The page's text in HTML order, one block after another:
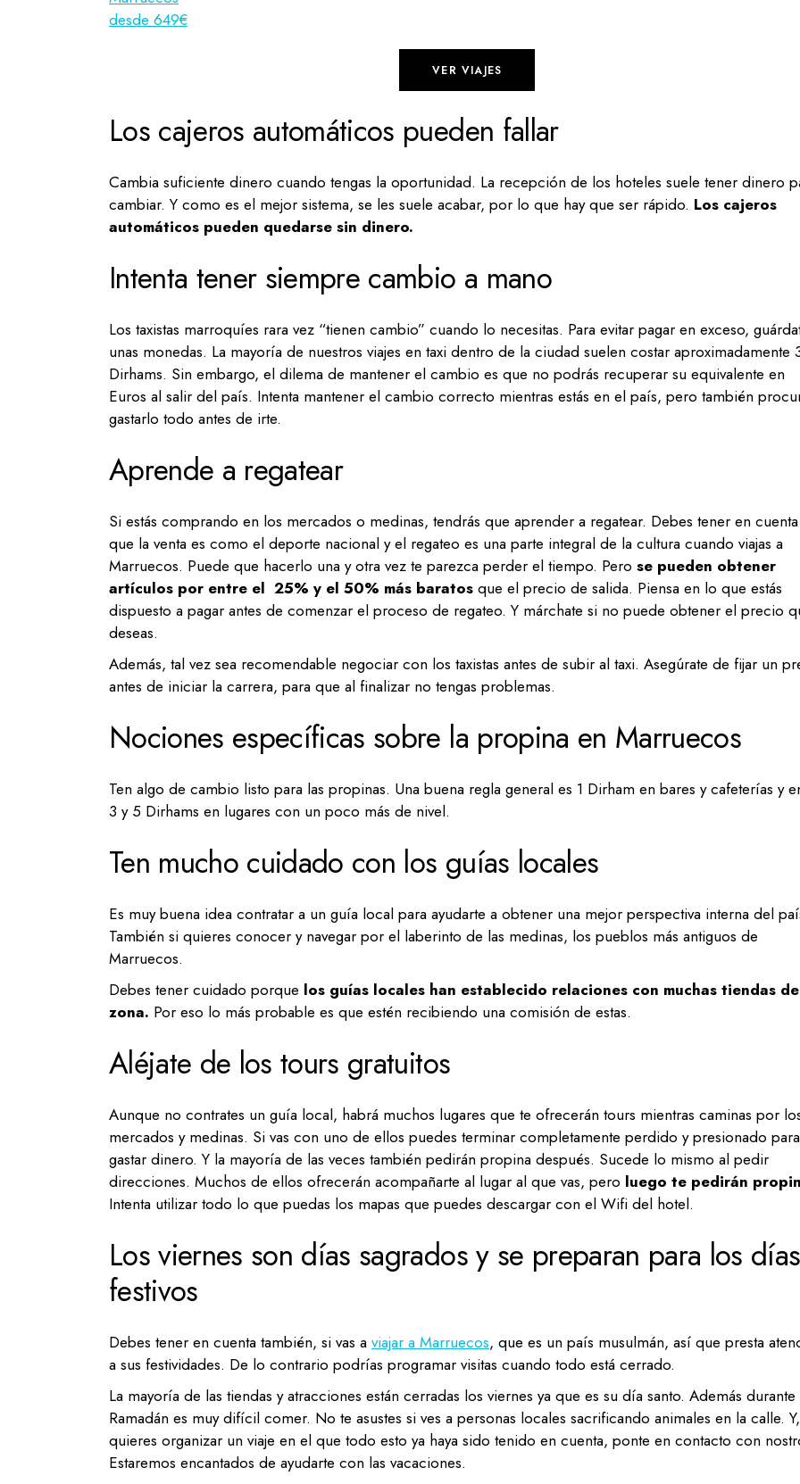
desde 649€
VER VIAJES
Los cajeros automáticos pueden fallar
Cambia suficiente dinero cuando tengas la oportunidad. La recepción de los hoteles suele tener dinero
cambiar. Y como es el mejor sistema, se les suele acabar, por lo que hay que ser rápido. Los cajeros
automáticos pueden quedarse sin dinero.
Intenta tener siempre cambio a mano
Los taxistas marroquíes rara vez “tienen cambio” cuando lo necesitas. Para evitar pagar en exceso,
unas monedas. La mayoría de nuestros viajes en taxi dentro de la ciudad suelen costar aproximadamente
Dirhams. Sin embargo, el dilema de mantener el cambio es que no podrás recuperar su equivalente en
Euros al salir del país. Intenta mantener el cambio correcto mientras estás en el país, pero también
gastarlo todo antes de irte.
Aprende a regatear
Si estás comprando en los mercados o medinas, tendrás que aprender a regatear. Debes tener en cuenta
que la venta es como el deporte nacional y el regateo es una parte integral de la cultura cuando viajas a
Marruecos. Puede que hacerlo una y otra vez te parezca perder el tiempo. Pero se pueden obtener
artículos por entre el 25% y el 50% más baratos que el precio de salida. Piensa en lo que estás
dispuesto a pagar antes de comenzar el proceso de regateo. Y márchate si no puede obtener el precio
deseas.
Además, tal vez sea recomendable negociar con los taxistas antes de subir al taxi. Asegúrate de fijar un
antes de iniciar la carrera, para que al finalizar no tengas problemas.
Nociones específicas sobre la propina en Marruecos
Ten algo de cambio listo para las propinas. Una buena regla general es 1 Dirham en bares y cafeterías y
3 y 5 Dirhams en lugares con un poco más de nivel.
Ten mucho cuidado con los guías locales
Es muy buena idea contratar a un guía local para ayudarte a obtener una mejor perspectiva interna del
También si quieres conocer y navegar por el laberinto de las medinas, los pueblos más antiguos de
Marruecos.
Debes tener cuidado porque los guías locales han establecido relaciones con muchas tiendas
zona. Por eso lo más probable es que estén recibiendo una comisión de estas.
Aléjate de los tours gratuitos
Aunque no contrates un guía local, habrá muchos lugares que te ofrecerán tours mientras caminas por
mercados y medinas. Si vas con uno de ellos puedes terminar completamente perdido y presionado para
gastar dinero. Y la mayoría de las veces también pedirán propina después. Sucede lo mismo al pedir
direcciones. Muchos de ellos ofrecerán acompañarte al lugar al que vas, pero luego te pedirán
Intenta utilizar todo lo que puedas los mapas que puedes descargar con el Wifi del hotel.
Los viernes son días sagrados y se preparan para los días
festivos
Debes tener en cuenta también, si vas a viajar a Marruecos, que es un país musulmán, así que presta
a sus festividades. De lo contrario podrías programar visitas cuando todo está cerrado.
La mayoría de las tiendas y atracciones están cerradas los viernes ya que es su día santo. Además
Ramadán es muy difícil comer. No te asustes si ves a personas locales sacrificando animales en la calle.
quieres organizar un viaje en el que todo esto ya haya sido tenido en cuenta, ponte en contacto con
Estaremos encantados de ayudarte con las vacaciones.